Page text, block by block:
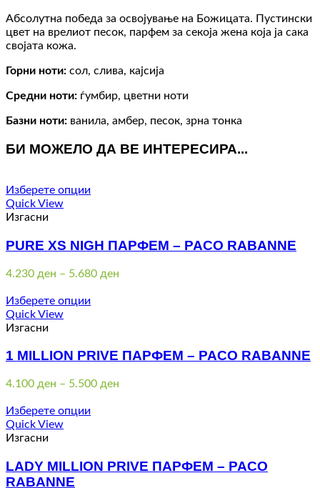
Абсолутна победа за освојување на Божицата. Пустински
цвет на врелиот песок, парфем за секоја жена која ја сака
својата кожа.
Горни ноти: сол, слива, кајсија
Средни ноти: ѓумбир, цветни ноти
Базни ноти: ванила, амбер, песок, зрна тонка
БИ МОЖЕЛО ДА ВЕ ИНТЕРЕСИРА...
Изберете опции
Quick View
Изгасни
PURE XS NIGH ПАРФЕМ – PACO RABANNE
4.230 ден – 5.680 ден
Изберете опции
Quick View
Изгасни
1 MILLION PRIVE ПАРФЕМ – PACO RABANNE
4.100 ден – 5.500 ден
Изберете опции
Quick View
Изгасни
LADY MILLION PRIVE ПАРФЕМ – PACO
RABANNE